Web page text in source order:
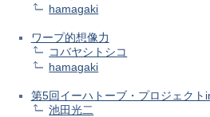
hamagaki
ワープ的想像力
コバヤシトシコ
hamagaki
第5回イーハトーブ・プロジェクト
池田光二